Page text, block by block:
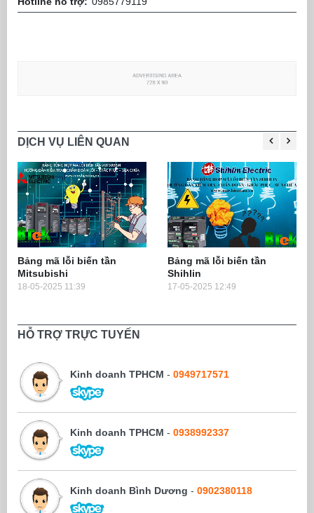
DỊCH VỤ LIÊN QUAN
Bảng mã lỗi biến tần
Mitsubishi
18-05-2025 11:39
Bảng mã lỗi biến tần
Shihlin
17-05-2025 12:49
HỖ TRỢ TRỰC TUYẾN
Kinh doanh TPHCM - 0949717571
Kinh doanh TPHCM - 0938992337
Kinh doanh Bình Dương - 0902380118